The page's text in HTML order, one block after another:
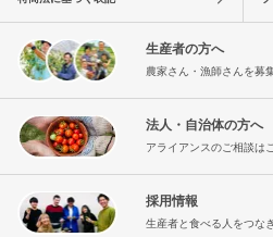
生産者の方へ
農家さん・漁師さんを募
法人・自治体の方へ
アライアンスのご相談は
採用情報
生産者と食べる人をつな